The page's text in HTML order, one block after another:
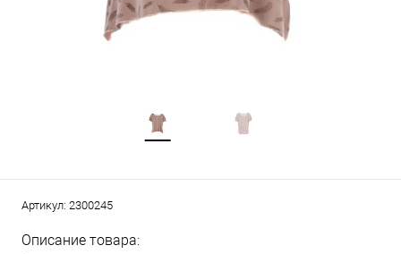
Артикул: 2300245
Описание товара: